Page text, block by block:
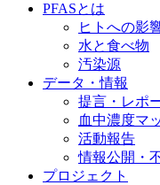
PFASとは
ヒトへの影
水と食べ物
汚染源
データ・情報
提言・レポ
血中濃度マ
活動報告
情報公開・
プロジェクト